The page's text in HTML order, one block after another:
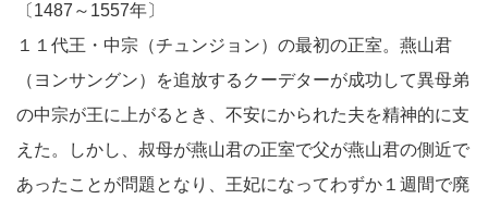
〔1487～1557年〕
１１代王・中宗（チュンジョン）の最初の正室。燕山君
（ヨンサングン）を追放するクーデターが成功して異母弟
の中宗が王に上がるとき、不安にかられた夫を精神的に支
えた。しかし、叔母が燕山君の正室で父が燕山君の側近で
あったことが問題となり、王妃になってわずか１週間で廃